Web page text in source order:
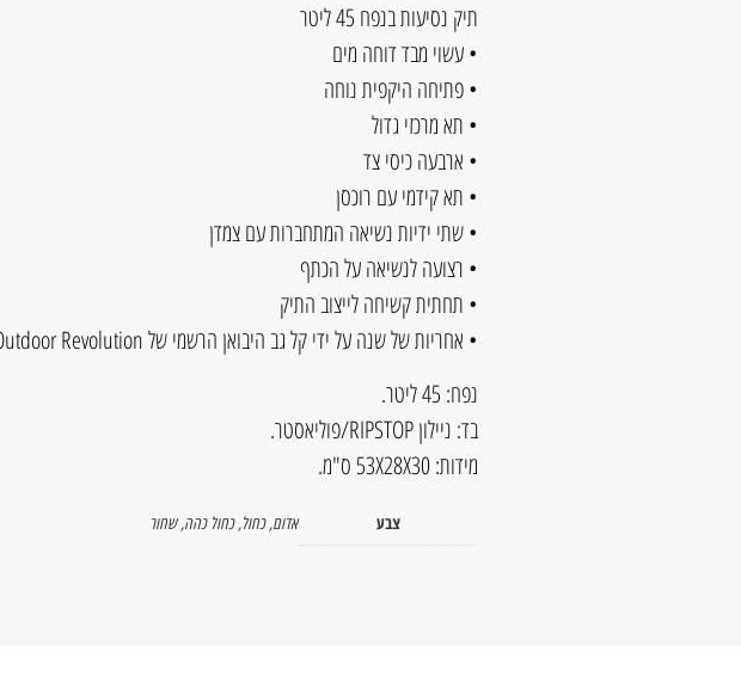
תיק נסיעות בנפח 45 ליטר
• עשוי מבד דוחה מים
• פתיחה היקפית נוחה
• תא מרכזי גדול
• ארבעה כיסי צד
• תא קידמי עם רוכסן
• שתי ידיות נשיאה המתחברות עם צמדן
• רצועה לנשיאה על הכתף
• תחתית קשיחה לייצוב התיק
• אחריות של שנה על ידי קל גב היבואן הרשמי של Outdoor Revolution
נפח: 45 ליטר.
בד: ניילון RIPSTOP/פוליאסטר.
מידות: 53X28X30 ס"מ.
צבע אדום,כחול,כחול כהה,שחור